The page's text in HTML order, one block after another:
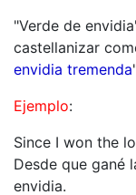
"Verde de
castellanizar
envidia tremenda
Ejemplo:
Since I won the
Desde que gané
envidia.